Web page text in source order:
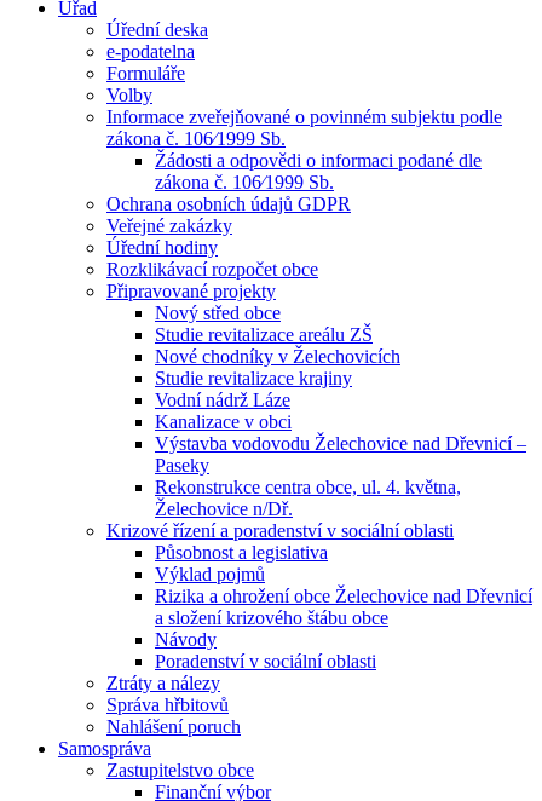
Úřad
Úřední deska
e-podatelna
Formuláře
Volby
Informace zveřejňované o povinném subjektu podle
zákona č. 106⁄1999 Sb.
Žádosti a odpovědi o informaci podané dle
zákona č. 106⁄1999 Sb.
Ochrana osobních údajů GDPR
Veřejné zakázky
Úřední hodiny
Rozklikávací rozpočet obce
Připravované projekty
Nový střed obce
Studie revitalizace areálu ZŠ
Nové chodníky v Želechovicích
Studie revitalizace krajiny
Vodní nádrž Láze
Kanalizace v obci
Výstavba vodovodu Želechovice nad Dřevnicí –
Paseky
Rekonstrukce centra obce, ul. 4. května,
Želechovice n/Dř.
Krizové řízení a poradenství v sociální oblasti
Působnost a legislativa
Výklad pojmů
Rizika a ohrožení obce Želechovice nad Dřevnicí
a složení krizového štábu obce
Návody
Poradenství v sociální oblasti
Ztráty a nálezy
Správa hřbitovů
Nahlášení poruch
Samospráva
Zastupitelstvo obce
Finanční výbor